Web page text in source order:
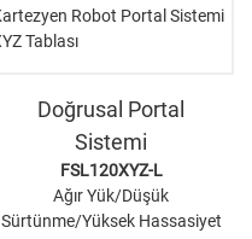
Doğrusal Portal
Sistemi
FSL120XYZ-L
Ağır Yük/Düşük
Sürtünme/Yüksek Hassasiyet